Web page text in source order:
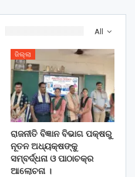
All
ଜିଲ୍ଲା
ରାଜନୀତି ବିଜ୍ଞାନ ବିଭାଗ ପକ୍ଷରୁ
ନୂତନ ଅଧ୍ୟକ୍ଷଙ୍କୁ
ସମ୍ବର୍ଦ୍ଧନା ଓ ପାଠାଚକ୍ର
ଆଲୋଚନା ।